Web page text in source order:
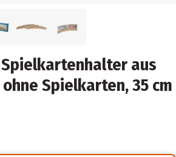
aus
Spielkarten, 35 cm